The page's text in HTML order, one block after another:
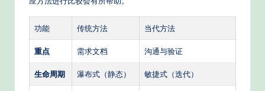
功能 传统方法 当代方法
重点 需求文档 沟通与验证
生命周期 瀑布式（静态） 敏捷式（迭代）